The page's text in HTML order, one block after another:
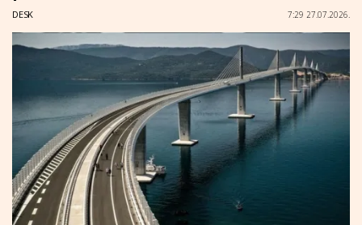
DESK 7:29 27.07.2026.